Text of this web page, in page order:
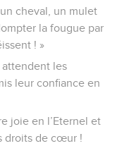
cheval, un mulet
la fougue par
! »
attendent les
leur confiance en
joie en l’Eternel et
droits de cœur !